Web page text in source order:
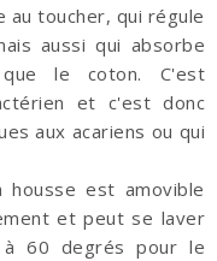
toucher, qui régule
aussi qui absorbe
le coton. C'est
et c'est donc
aux acariens ou qui
est amovible
et peut se laver
à 60 degrés pour le